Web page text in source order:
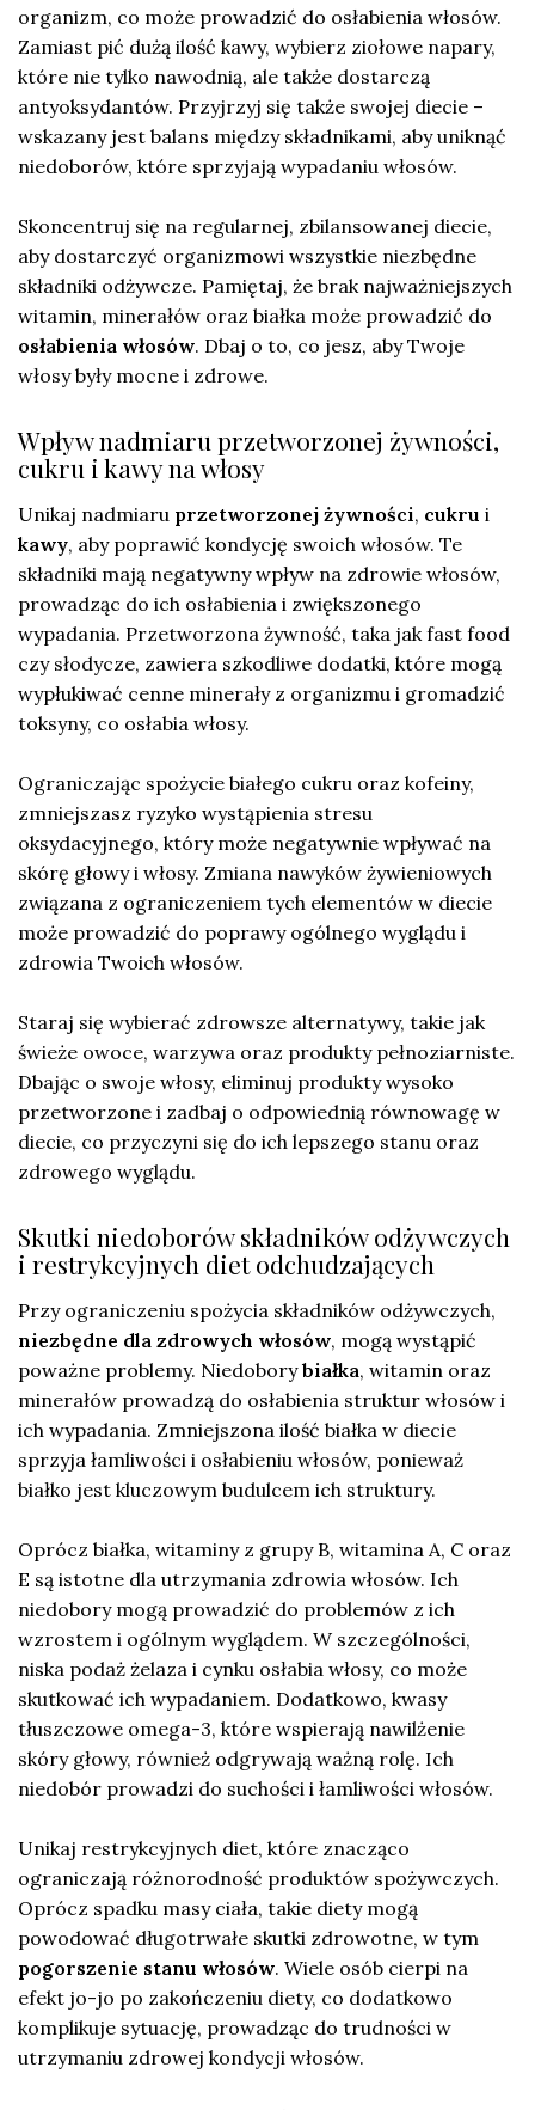
organizm, co może prowadzić do osłabienia włosów.
Zamiast pić dużą ilość kawy, wybierz ziołowe napary,
które nie tylko nawodnią, ale także dostarczą
antyoksydantów. Przyjrzyj się także swojej diecie –
wskazany jest balans między składnikami, aby uniknąć
niedoborów, które sprzyjają wypadaniu włosów.
Skoncentruj się na regularnej, zbilansowanej diecie,
aby dostarczyć organizmowi wszystkie niezbędne
składniki odżywcze. Pamiętaj, że brak najważniejszych
witamin, minerałów oraz białka może prowadzić do
osłabienia włosów. Dbaj o to, co jesz, aby Twoje
włosy były mocne i zdrowe.
Wpływ nadmiaru przetworzonej żywności,
cukru i kawy na włosy
Unikaj nadmiaru przetworzonej żywności, cukru i
kawy, aby poprawić kondycję swoich włosów. Te
składniki mają negatywny wpływ na zdrowie włosów,
prowadząc do ich osłabienia i zwiększonego
wypadania. Przetworzona żywność, taka jak fast food
czy słodycze, zawiera szkodliwe dodatki, które mogą
wypłukiwać cenne minerały z organizmu i gromadzić
toksyny, co osłabia włosy.
Ograniczając spożycie białego cukru oraz kofeiny,
zmniejszasz ryzyko wystąpienia stresu
oksydacyjnego, który może negatywnie wpływać na
skórę głowy i włosy. Zmiana nawyków żywieniowych
związana z ograniczeniem tych elementów w diecie
może prowadzić do poprawy ogólnego wyglądu i
zdrowia Twoich włosów.
Staraj się wybierać zdrowsze alternatywy, takie jak
świeże owoce, warzywa oraz produkty pełnoziarniste.
Dbając o swoje włosy, eliminuj produkty wysoko
przetworzone i zadbaj o odpowiednią równowagę w
diecie, co przyczyni się do ich lepszego stanu oraz
zdrowego wyglądu.
Skutki niedoborów składników odżywczych
i restrykcyjnych diet odchudzających
Przy ograniczeniu spożycia składników odżywczych,
niezbędne dla zdrowych włosów, mogą wystąpić
poważne problemy. Niedoborybiałka, witamin oraz
minerałów prowadzą do osłabienia struktur włosów i
ich wypadania. Zmniejszona ilość białka w diecie
sprzyja łamliwości i osłabieniu włosów, ponieważ
białko jest kluczowym budulcem ich struktury.
Oprócz białka, witaminy z grupy B, witamina A, C oraz
E są istotne dla utrzymania zdrowia włosów. Ich
niedobory mogą prowadzić do problemów z ich
wzrostem i ogólnym wyglądem. W szczególności,
niska podaż żelaza i cynku osłabia włosy, co może
skutkować ich wypadaniem. Dodatkowo, kwasy
tłuszczowe omega-3, które wspierają nawilżenie
skóry głowy, również odgrywają ważną rolę. Ich
niedobór prowadzi do suchości i łamliwości włosów.
Unikaj restrykcyjnych diet, które znacząco
ograniczają różnorodność produktów spożywczych.
Oprócz spadku masy ciała, takie diety mogą
powodować długotrwałe skutki zdrowotne, w tym
pogorszenie stanu włosów. Wiele osób cierpi na
efekt jo-jo po zakończeniu diety, co dodatkowo
komplikuje sytuację, prowadząc do trudności w
utrzymaniu zdrowej kondycji włosów.